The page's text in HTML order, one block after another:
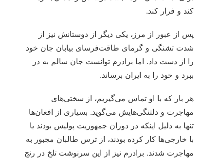
کند و فرار کند.
پس از عبور از مرز، یکی دیگر از دوستانش نیز از
شدت تشنگی و گرمای طاقت‌فرسای بیابان جان خود
را از دست داد. اما برادرم توانست جان سالم به در
ببرد و خود را به ایران برساند.
هر بار که با او تماس می‌گیریم، از سختی‌های
مهاجرت و دلتنگی‌هایش می‌گوید. بسیاری از افغان‌ها
تنها به دلیل اینکه در دوران جمهوریت پولیس بودند یا
با خارجی‌ها کار کرده بودند، از ترس طالبان مجبور به
مهاجرت شدند. برادرم نیز از این سرنوشت تلخ در رنج